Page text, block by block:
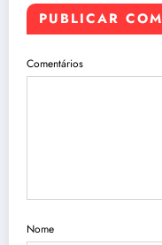
PUBLICAR
Comentários
Nome